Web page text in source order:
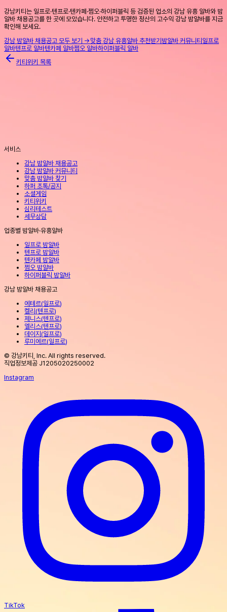
강남키티는 일프로·텐프로·텐카페·쩜오·하이퍼블릭 등 검증된 업소의 강남 유흥 알바와 밤
알바 채용공고를 한 곳에 모았습니다. 안전하고 투명한 정산의 고수익 강남 밤알바를 지금
확인해 보세요.
강남 밤알바 채용공고 모두 보기 → 맞춤 강남 유흥알바 추천받기밤알바 커뮤니티일프로
알바텐프로 알바텐카페 알바쩜오 알바하이퍼블릭 알바
키티위키 목록
서비스
강남 밤알바 채용공고
강남 밤알바 커뮤니티
맞춤 밤알바 찾기
하퍼 초톡/공지
소셜게임
키티위키
심리테스트
세무상담
업종별 밤알바·유흥알바
일프로 밤알바
텐프로 밤알바
텐카페 밤알바
쩜오 밤알바
하이퍼블릭 밤알바
강남 밤알바 채용공고
에테르(일프로)
켈리(텐프로)
제니스(텐프로)
엘리스(텐프로)
데이지(일프로)
루미에르(일프로)
© 강남키티, Inc. All rights reserved.
직업정보제공 J1205020250002
Instagram
TikTok